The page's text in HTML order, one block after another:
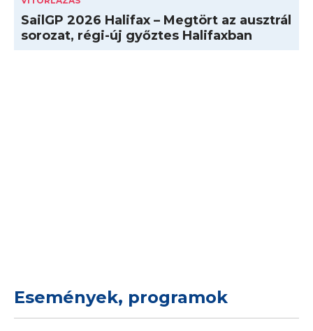
SailGP 2026 Halifax – Megtört az ausztrál
sorozat, régi-új győztes Halifaxban
Események, programok